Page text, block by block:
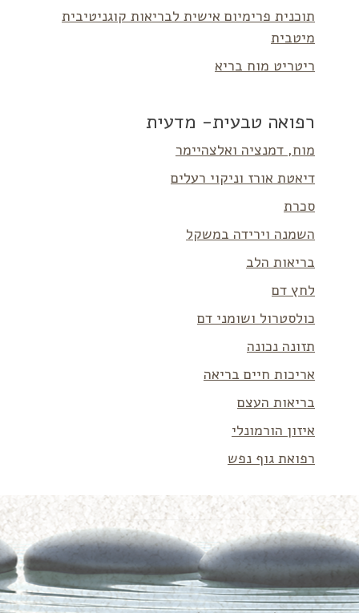
תוכנית פרימיום אישית לבריאות קוגניטיבית
מיטבית
ריטריט מוח בריא
רפואה טבעית- מדעית
מוח, דמנציה ואלצהיימר
דיאטת אורז וניקוי רעלים
סכרת
השמנה וירידה במשקל
בריאות הלב
לחץ דם
כולסטרול ושומני דם
תזונה נכונה
אריכות חיים בריאה
בריאות העצם
איזון הורמונלי
רפואת גוף נפש